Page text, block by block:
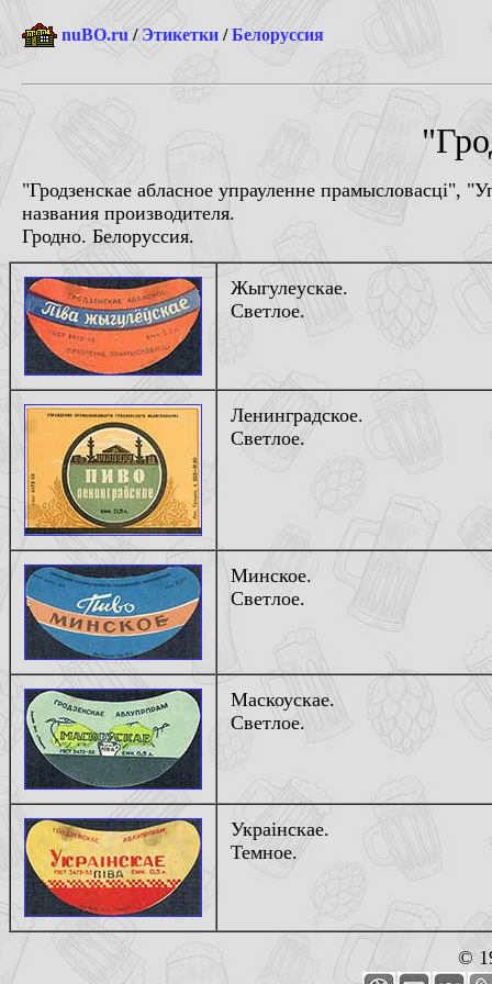
nuBO.ru /Этикетки /Белоруссия
"Гродзенскае абласное упрауленне прамысловасцi",
названия производителя.
Гродно. Белоруссия.
Жыгулеускае.
Светлое.
Ленинградское.
Светлое.
Минское.
Светлое.
Маскоускае.
Светлое.
Украiнскае.
Темное.
©